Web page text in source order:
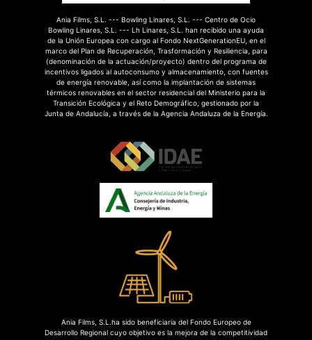
Ania Films, S.L. --- Bowling Linares, S.L. --- Centro de Ocio
Bowling Linares, S.L. --- Lh Linares, S.L. han recibido una ayuda
de la Unión Europea con cargo al Fondo NextGenerationEU, en el
marco del Plan de Recuperación, Trasformación y Resiliencia, para
(denominación de la actuación/proyecto) dentro del programa de
incentivos ligados al autoconsumo y almacenamiento, con fuentes
de energía renovable, así como la implantación de sistemas
térmicos renovables en el sector residencial del Ministerio para la
Transición Ecológica y el Reto Demográfico, gestionado por la
Junta de Andalucía, a través de la Agencia Andaluza de la Energía.
Ania Films, S.L.ha sido beneficiaria del Fondo Europeo de
Desarrollo Regional cuyo objetivo es la mejora de la competitividad